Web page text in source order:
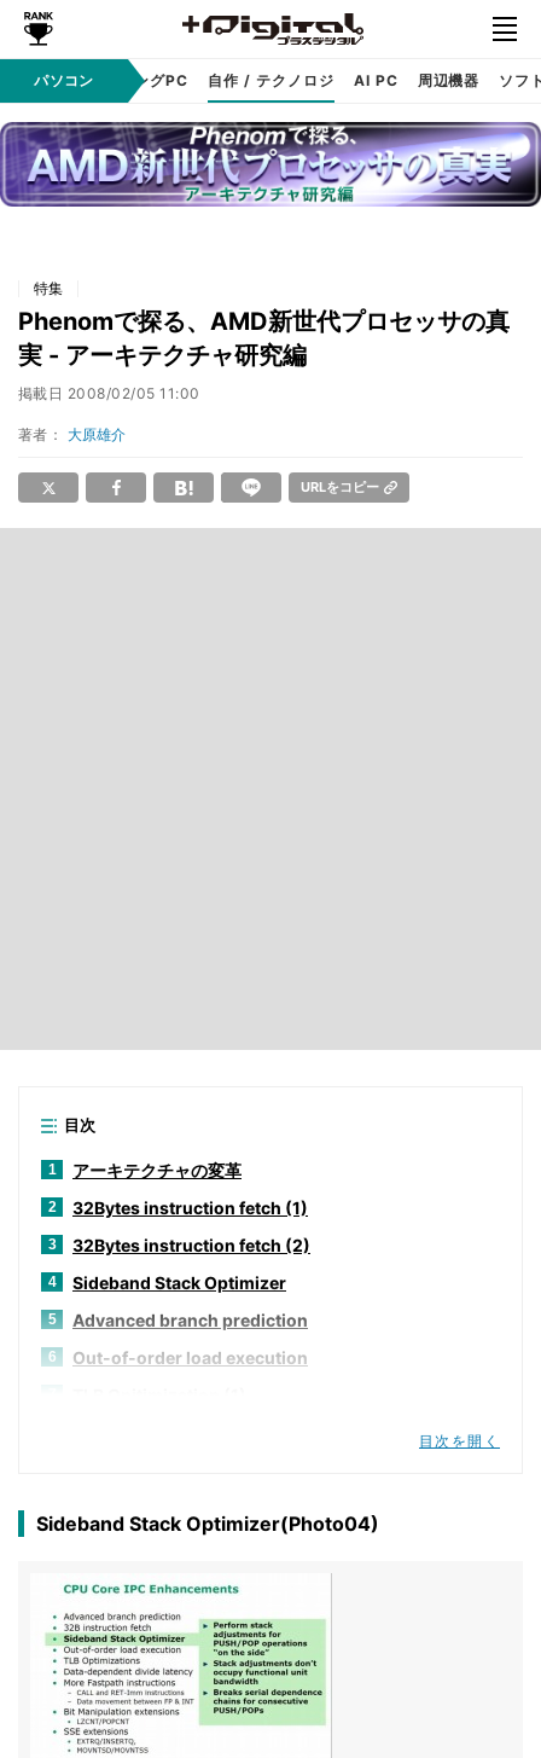
パソコン
PC本体 ゲーミングPC 自作 / テクノロジ AI PC 周辺機器 ソフ
特集
Phenomで探る、AMD新世代プロセッサの真
実 - アーキテクチャ研究編
掲載日 2008/02/05 11:00
著者： 大原雄介
URLをコピー
目次
1 アーキテクチャの変革
2 32Bytes instruction fetch (1)
3 32Bytes instruction fetch (2)
4 Sideband Stack Optimizer
5 Advanced branch prediction
6 Out-of-order load execution
SSE128の搭載
13 共有L3キャッシュの搭載 (1)
14 共有L3キャッシュの搭載 (2)
Independent DRAM Controller (1)
16 Independent DRAM Controller (2)
目次を開く
Sideband Stack Optimizer(Photo04)